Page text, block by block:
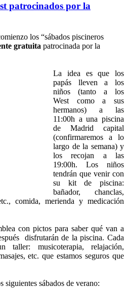
patrocinados por la
los “sábados piscineros
gratuita patrocinada por la
La idea es que los
papás lleven a los
niños (tanto a los
West como a sus
hermanos) a las
11:00h a una piscina
de Madrid capital
(confirmaremos a lo
largo de la semana) y
los recojan a las
19:00h. Los niños
tendrán que venir con
su kit de piscina:
bañador, chanclas,
comida, merienda y medicación
con pictos para saber qué van a
disfrutarán de la piscina. Cada
taller: musicoterapia, relajación,
etc. que estamos seguros que
siguientes sábados de verano: